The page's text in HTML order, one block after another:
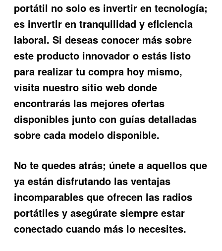
portátil no solo es invertir en tecnología;
es invertir en tranquilidad y eficiencia
laboral. Si deseas conocer más sobre
este producto innovador o estás listo
para realizar tu compra hoy mismo,
visita nuestro sitio web donde
encontrarás las mejores ofertas
disponibles junto con guías detalladas
sobre cada modelo disponible.
No te quedes atrás; únete a aquellos que
ya están disfrutando las ventajas
incomparables que ofrecen las radios
portátiles y asegúrate siempre estar
conectado cuando más lo necesites.